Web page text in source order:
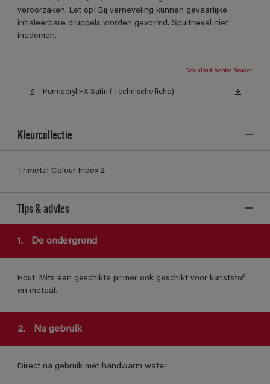
veroorzaken. Let op! Bij verneveling kunnen gevaarlijke
inhaleerbare druppels worden gevormd. Spuitnevel niet
inademen.
Download Adobe Reader
Permacryl FX Satin (Technische fiche)
Kleurcollectie
Trimetal Colour Index 2
Tips & advies
1. De ondergrond
Hout. Mits een geschikte primer ook geschikt voor kunststof
en metaal.
2. Na gebruik
Direct na gebruik met handwarm water